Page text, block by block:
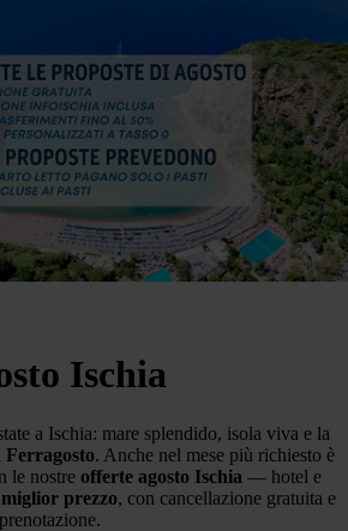
Ischia
a Ischia: mare splendido, isola viva e la
Ferragosto. Anche nel mese più richiesto è
le nostre offerte agosto Ischia — hotel e
prezzo, con cancellazione gratuita e